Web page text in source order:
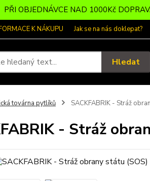
PŘI OBJEDNÁVCE NAD 1000Kč
K NÁKUPU Jak se na nás doklepat?
Hledat
továrna pytlíků SACKFABRIK - Stráž
- Stráž